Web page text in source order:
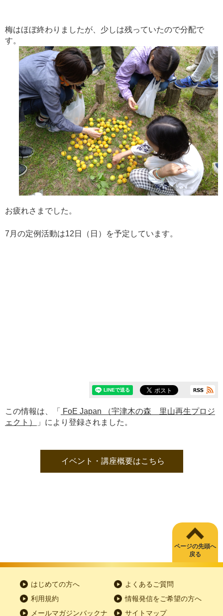
梅はほぼ終わりましたが、少しは残っていたので分配で
す。
お疲れさまでした。
7月の定例活動は12日（日）を予定しています。
この情報は、「
FoE Japan （宇津木の森 里山再生プロジ
ェクト）
」により登録されました。
イベント・講座概要はこちら
ページの先頭へ
戻る
はじめての方へ
よくあるご質問
利用規約
情報発信をご希望の方へ
メールマガジンバックナ
サイトマップ